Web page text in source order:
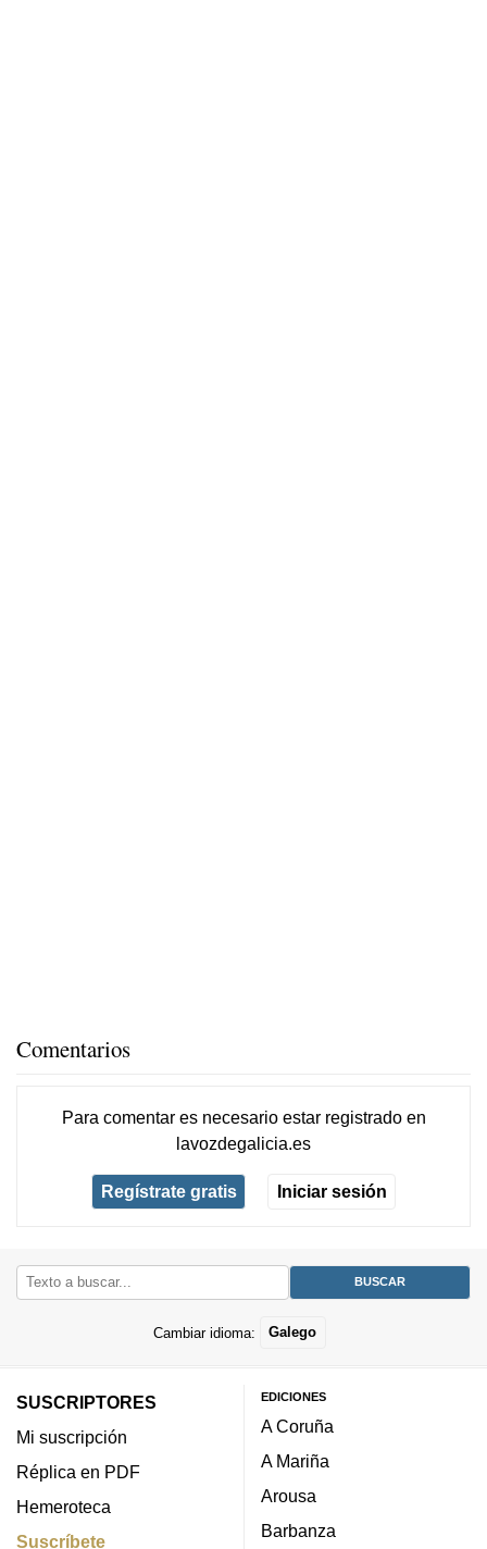
Comentarios
Para comentar es necesario estar registradoen
lavozdegalicia.es
Regístrate gratis Iniciar sesión
Cambiar idioma: Galego
SUSCRIPTORES
Mi suscripción
Réplica en PDF
Hemeroteca
Suscríbete
EDICIONES
A Coruña
A Mariña
Arousa
Barbanza